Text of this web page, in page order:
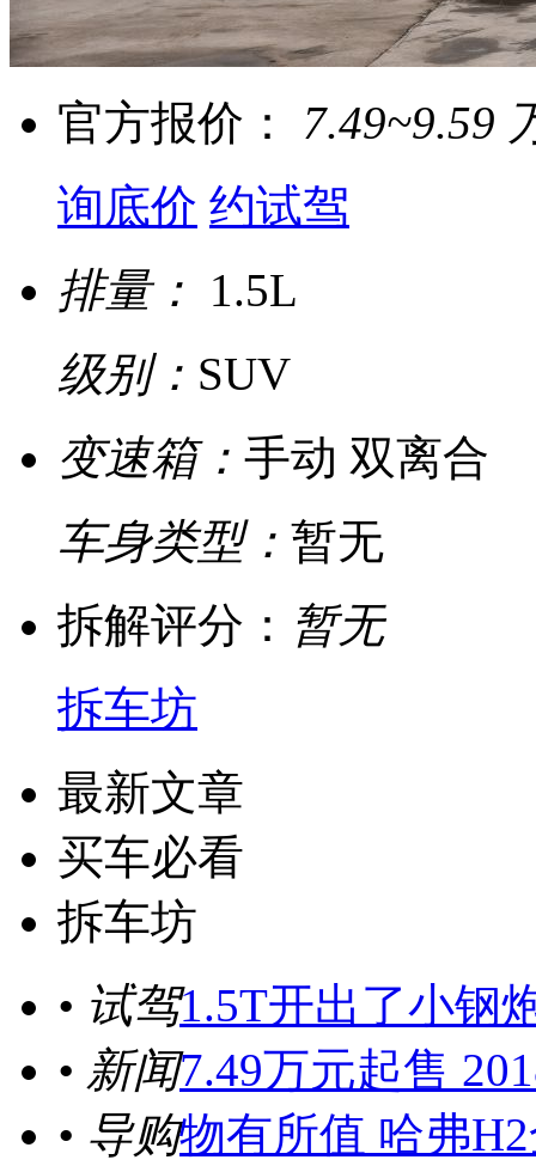
官方报价： 7.49~9.59
询底价 约试驾
排量： 1.5L
级别： SUV
变速箱： 手动 双离合
车身类型： 暂无
拆解评分： 暂无
拆车坊
最新文章
买车必看
拆车坊
• 试驾1.5T开出了小钢
• 新闻7.49万元起售
• 导购物有所值 哈弗